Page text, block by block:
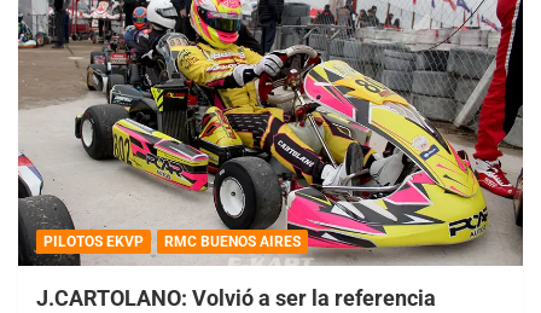
PILOTOS EKVP RMC BUENOS AIRES
J.CARTOLANO: Volvió a ser la referencia